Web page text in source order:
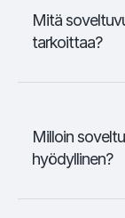
Mitä
tarkoittaa?
Milloin
hyödyllinen?